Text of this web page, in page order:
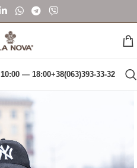
10:00 — 18:00+38(063)393-33-32